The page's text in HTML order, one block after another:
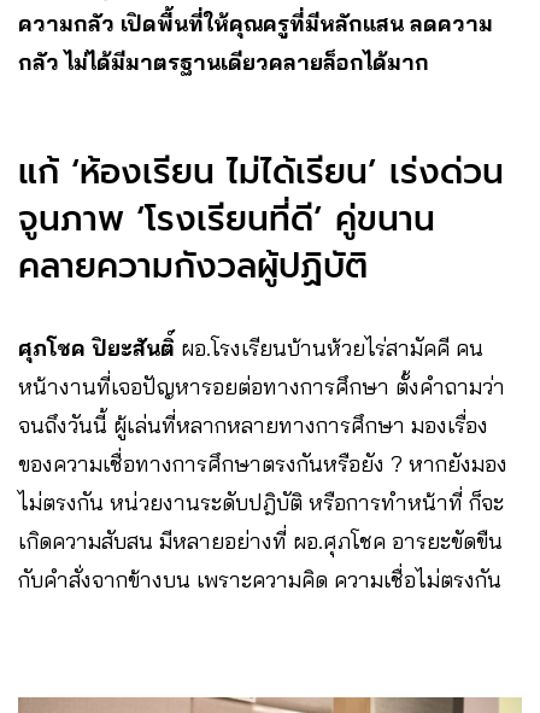
ความกลัว เปิดพื้นที่ให้คุณครูที่มีหลักแสน ลดความ
กลัว ไม่ได้มีมาตรฐานเดียวคลายล็อกได้มาก
แก้ ‘ห้องเรียน ไม่ได้เรียน’ เร่งด่วน
จูนภาพ ‘โรงเรียนที่ดี’ คู่ขนาน
คลายความกังวลผู้ปฏิบัติ
ศุภโชค ปิยะสันติ์ ผอ.โรงเรียนบ้านห้วยไร่สามัคคี คน
หน้างานที่เจอปัญหารอยต่อทางการศึกษา ตั้งคำถามว่า
จนถึงวันนี้ ผู้เล่นที่หลากหลายทางการศึกษา มองเรื่อง
ของความเชื่อทางการศึกษาตรงกันหรือยัง ? หากยังมอง
ไม่ตรงกัน หน่วยงานระดับปฎิบัติ หรือการทำหน้าที่ ก็จะ
เกิดความสับสน มีหลายอย่างที่ ผอ.ศุภโชค อารยะขัดขืน
กับคำสั่งจากข้างบน เพราะความคิด ความเชื่อไม่ตรงกัน